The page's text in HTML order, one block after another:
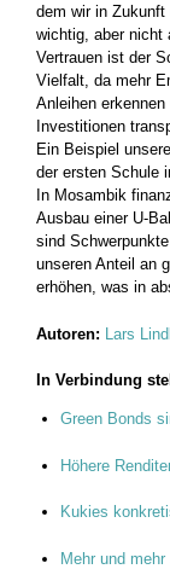
dem wir in
wichtig, aber nicht
Vertrauen ist der
Vielfalt, da mehr
Anleihen
Investitionen
Ein Beispiel
der ersten Schule
In Mosambik
Ausbau einer U-
sind
unseren Anteil an
erhöhen, was in
Autoren: Lars
In Verbindung
Green Bonds
Höhere
Kukies
Mehr und